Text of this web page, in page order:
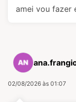
amei vou fazer
02/08/2026 às 01:07